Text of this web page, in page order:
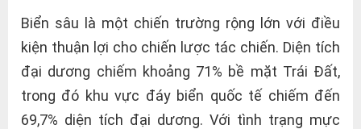
Biển sâu là một chiến trường rộng lớn với điều
kiện thuận lợi cho chiến lược tác chiến. Diện tích
đại dương chiếm khoảng 71% bề mặt Trái Đất,
trong đó khu vực đáy biển quốc tế chiếm đến
69,7% diện tích đại dương. Với tình trạng mực